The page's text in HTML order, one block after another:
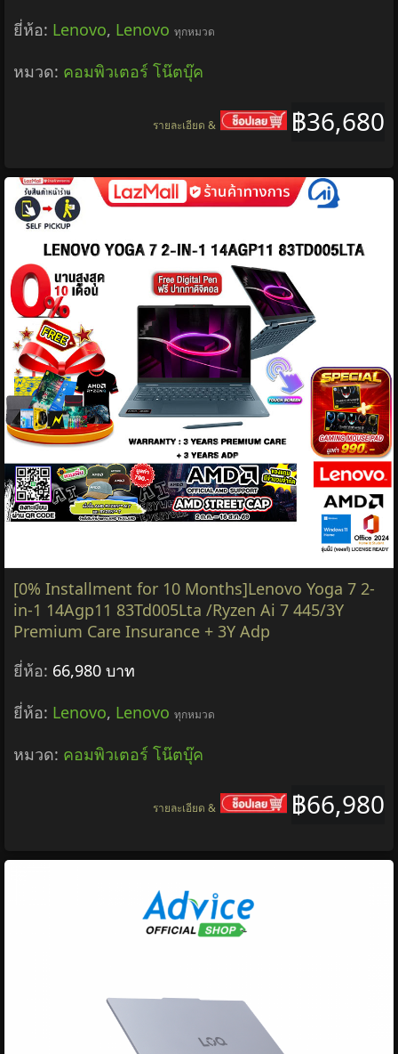
ยี่ห้อ: Lenovo, Lenovo ทุกหมวด
หมวด: คอมพิวเตอร์ โน๊ตบุ๊ค
฿36,680
รายละเอียด &
[0% Installment for 10 Months]Lenovo Yoga 7 2-
in-1 14Agp11 83Td005Lta /Ryzen Ai 7 445/3Y
Premium Care Insurance + 3Y Adp
ยี่ห้อ: 66,980 บาท
ยี่ห้อ: Lenovo, Lenovo ทุกหมวด
หมวด: คอมพิวเตอร์ โน๊ตบุ๊ค
฿66,980
รายละเอียด &